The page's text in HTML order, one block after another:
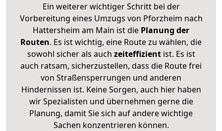
Ein weiterer wichtiger Schritt bei der
Vorbereitung eines Umzugs von Pforzheim nach
Hattersheim am Main ist die Planung der
Routen. Es ist wichtig, eine Route zu wählen, die
sowohl sicher als auch zeiteffizientist. Es ist
auch ratsam, sicherzustellen, dass die Route frei
von Straßensperrungen und anderen
Hindernissen ist. Keine Sorgen, auch hier haben
wir Spezialisten und übernehmen gerne die
Planung, damit Sie sich auf andere wichtige
Sachen konzentrieren können.